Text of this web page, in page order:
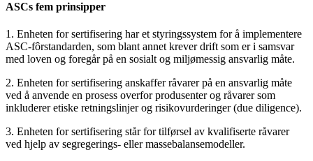
ASCs fem prinsipper
1. Enheten for sertifisering har et styringssystem for å implementere
ASC-fôrstandarden, som blant annet krever drift som er i samsvar
med loven og foregår på en sosialt og miljømessig ansvarlig måte.
2. Enheten for sertifisering anskaffer råvarer på en ansvarlig måte
ved å anvende en prosess overfor produsenter og råvarer som
inkluderer etiske retningslinjer og risikovurderinger (due diligence).
3. Enheten for sertifisering står for tilførsel av kvalifiserte råvarer
ved hjelp av segregerings- eller massebalansemodeller.